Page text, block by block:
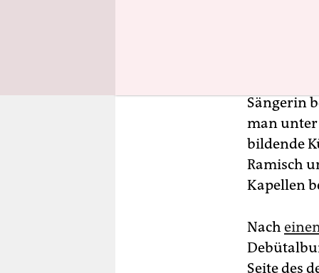
Sängerin
man unter
bildende
Ramisch
Kapellen
Nach
Seite des